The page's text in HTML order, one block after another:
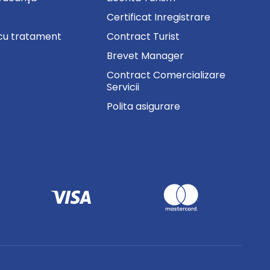
tratament
Certificat Inregistrare
Contract Turist
Brevet Manager
Contract Comercializare
Servicii
Polita asigurare